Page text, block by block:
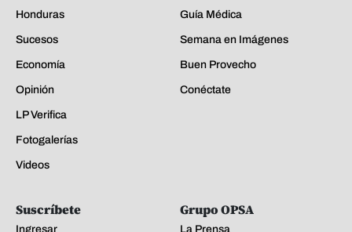
Honduras
Sucesos
Economía
Opinión
LP Verifica
Fotogalerías
Videos
Guía Médica
Semana en Imágenes
Buen Provecho
Conéctate
Suscríbete
Ingresar
Grupo OPSA
La Prensa